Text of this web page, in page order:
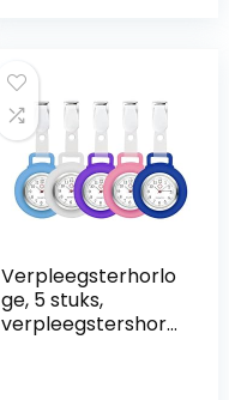
Draagbare
Telescopische
Digitale Horloge
Verpleegsterhorlo
ge, 5 stuks,
verpleegstershorl